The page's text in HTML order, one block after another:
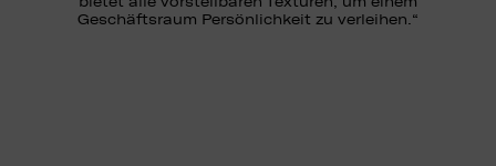
Geschäftsraum Persönlichkeit zu verleihen.“